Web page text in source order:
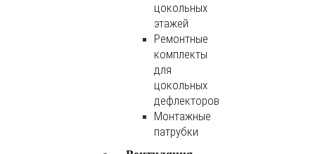
цокольных
этажей
Ремонтные
комплекты
для
цокольных
дефлекторов
Монтажные
патрубки